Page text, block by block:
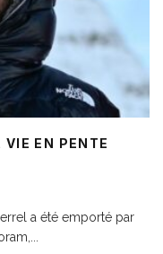
EN PENTE
a été emporté par
...